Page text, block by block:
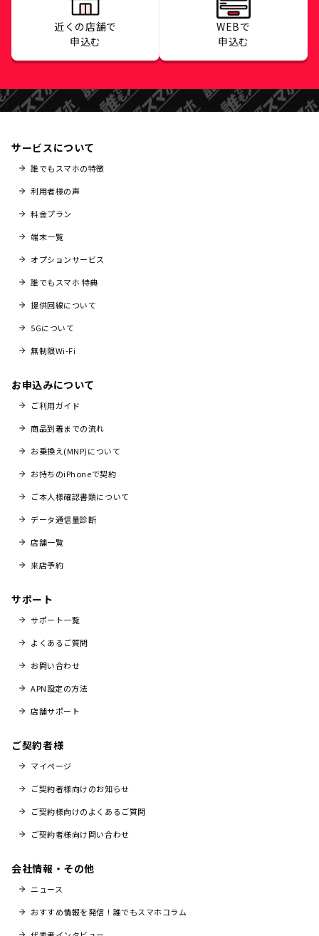
近くの店舗で
申込む
WEBで
申込む
サービスについて
誰でもスマホの特徴
利用者様の声
料金プラン
端末一覧
オプションサービス
誰でもスマホ 特典
提供回線について
5Gについて
無制限Wi-Fi
お申込みについて
ご利用ガイド
商品到着までの流れ
お乗換え(MNP)について
お持ちのiPhoneで契約
ご本人様確認書類について
データ通信量診断
店舗一覧
来店予約
サポート
サポート一覧
よくあるご質問
お問い合わせ
APN設定の方法
店舗サポート
ご契約者様
マイページ
ご契約者様向けのお知らせ
ご契約様向けのよくあるご質問
ご契約者様向け問い合わせ
会社情報・その他
ニュース
おすすめ情報を発信！誰でもスマホコラム